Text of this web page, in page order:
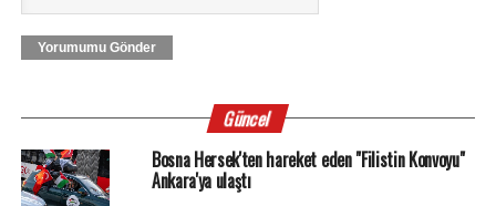
Yorumumu Gönder
Güncel
Bosna Hersek'ten hareket eden "Filistin Konvoyu"
Ankara'ya ulaştı